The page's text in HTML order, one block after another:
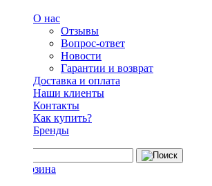
О нас
Отзывы
Вопрос-ответ
Новости
Гарантии и возврат
Доставка и оплата
Наши клиенты
Контакты
Как купить?
Бренды